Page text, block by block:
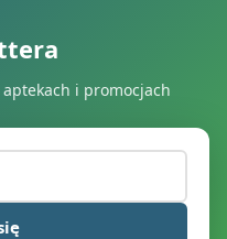
i promocjach